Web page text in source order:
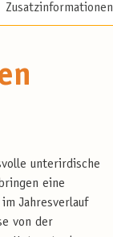
Zusatzinformationen
unterirdische
eine
Jahresverlauf
von der